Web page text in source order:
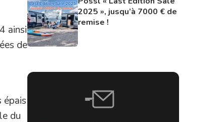
ainsi
de
épais
du
2025 », jusqu’à 7000 € de
remise !